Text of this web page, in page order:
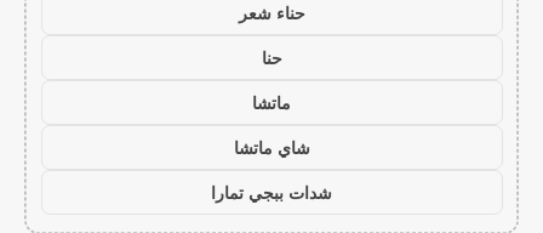
حناء شعر
حنا
ماتشا
شاي ماتشا
شدات ببجي تمارا